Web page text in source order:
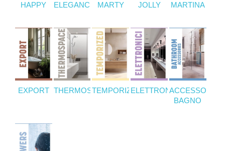
HAPPY ELEGANCE MARTY JOLLY MARTINA
EXPORT THERMOSPACETEMPORIZEDELETTRONICIACCESSORI
BAGNO